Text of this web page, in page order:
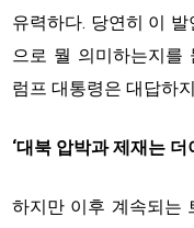
유력하다. 당연히 이
으로 뭘 의미하는지를
럼프 대통령은 대답하
‘대북 압박과 제재는 더
하지만 이후 계속되는